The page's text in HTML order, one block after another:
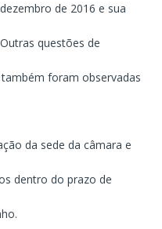
de 2016 e sua
questões de
foram observadas
da sede da câmara e
dentro do prazo de